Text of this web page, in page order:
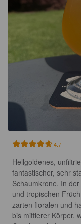
4.7
Hellgoldenes,
fantastischer, sehr
Schaumkrone. In
und tropischen
zarten floralen und
bis mittlerer Körper,